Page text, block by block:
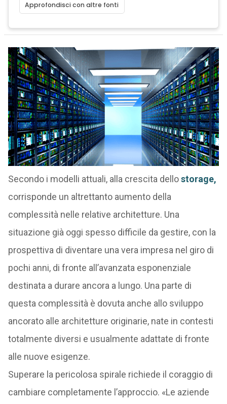
Approfondisci con altre fonti
Secondo i modelli attuali, alla crescita dellostorage,
corrisponde un altrettanto aumento della
complessità nelle relative architetture. Una
situazione già oggi spesso difficile da gestire, con la
prospettiva di diventare una vera impresa nel giro di
pochi anni, di fronte all’avanzata esponenziale
destinata a durare ancora a lungo. Una parte di
questa complessità è dovuta anche allo sviluppo
ancorato alle architetture originarie, nate in contesti
totalmente diversi e usualmente adattate di fronte
alle nuove esigenze.
Superare la pericolosa spirale richiede il coraggio di
cambiare completamente l’approccio. «Le aziende